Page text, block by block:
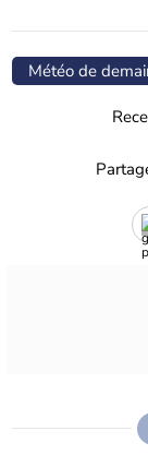
Météo de